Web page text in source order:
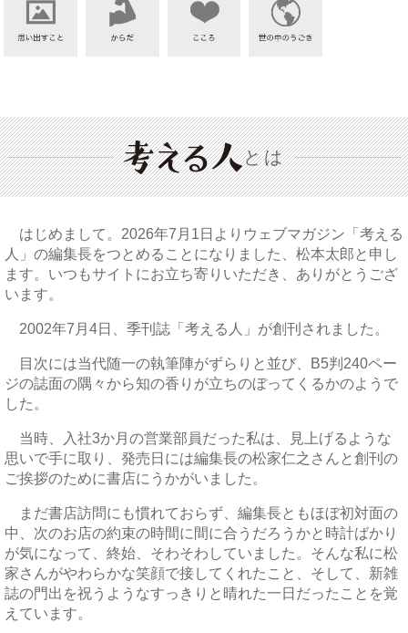
とは
はじめまして。2026年7月1日よりウェブマガジン「考える
人」の編集長をつとめることになりました、松本太郎と申し
ます。いつもサイトにお立ち寄りいただき、ありがとうござ
います。
2002年7月4日、季刊誌「考える人」が創刊されました。
目次には当代随一の執筆陣がずらりと並び、B5判240ペー
ジの誌面の隅々から知の香りが立ちのぼってくるかのようで
した。
当時、入社3か月の営業部員だった私は、見上げるような
思いで手に取り、発売日には編集長の松家仁之さんと創刊の
ご挨拶のために書店にうかがいました。
まだ書店訪問にも慣れておらず、編集長ともほぼ初対面の
中、次のお店の約束の時間に間に合うだろうかと時計ばかり
が気になって、終始、そわそわしていました。そんな私に松
家さんがやわらかな笑顔で接してくれたこと、そして、新雑
誌の門出を祝うようなすっきりと晴れた一日だったことを覚
えています。